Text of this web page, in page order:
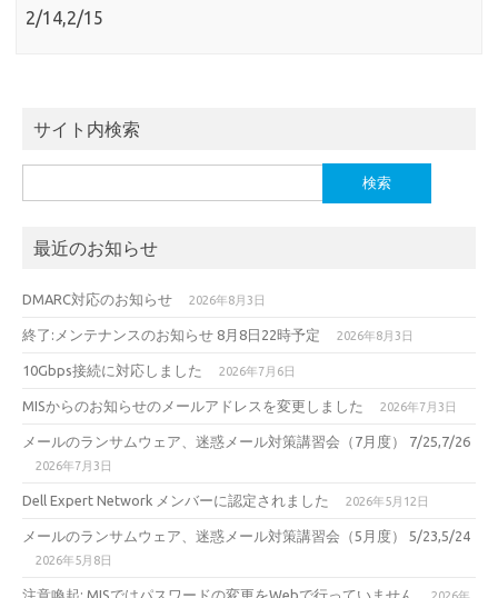
2/14,2/15
サイト内検索
索:
最近のお知らせ
DMARC対応のお知らせ 2026年8月3日
終了:メンテナンスのお知らせ 8月8日22時予定 2026年8月3日
10Gbps接続に対応しました 2026年7月6日
MISからのお知らせのメールアドレスを変更しました 2026年7月3日
メールのランサムウェア、迷惑メール対策講習会（7月度） 7/25,7/26
2026年7月3日
Dell Expert Network メンバーに認定されました 2026年5月12日
メールのランサムウェア、迷惑メール対策講習会（5月度） 5/23,5/24
2026年5月8日
注意喚起: MISではパスワードの変更をWebで行っていません